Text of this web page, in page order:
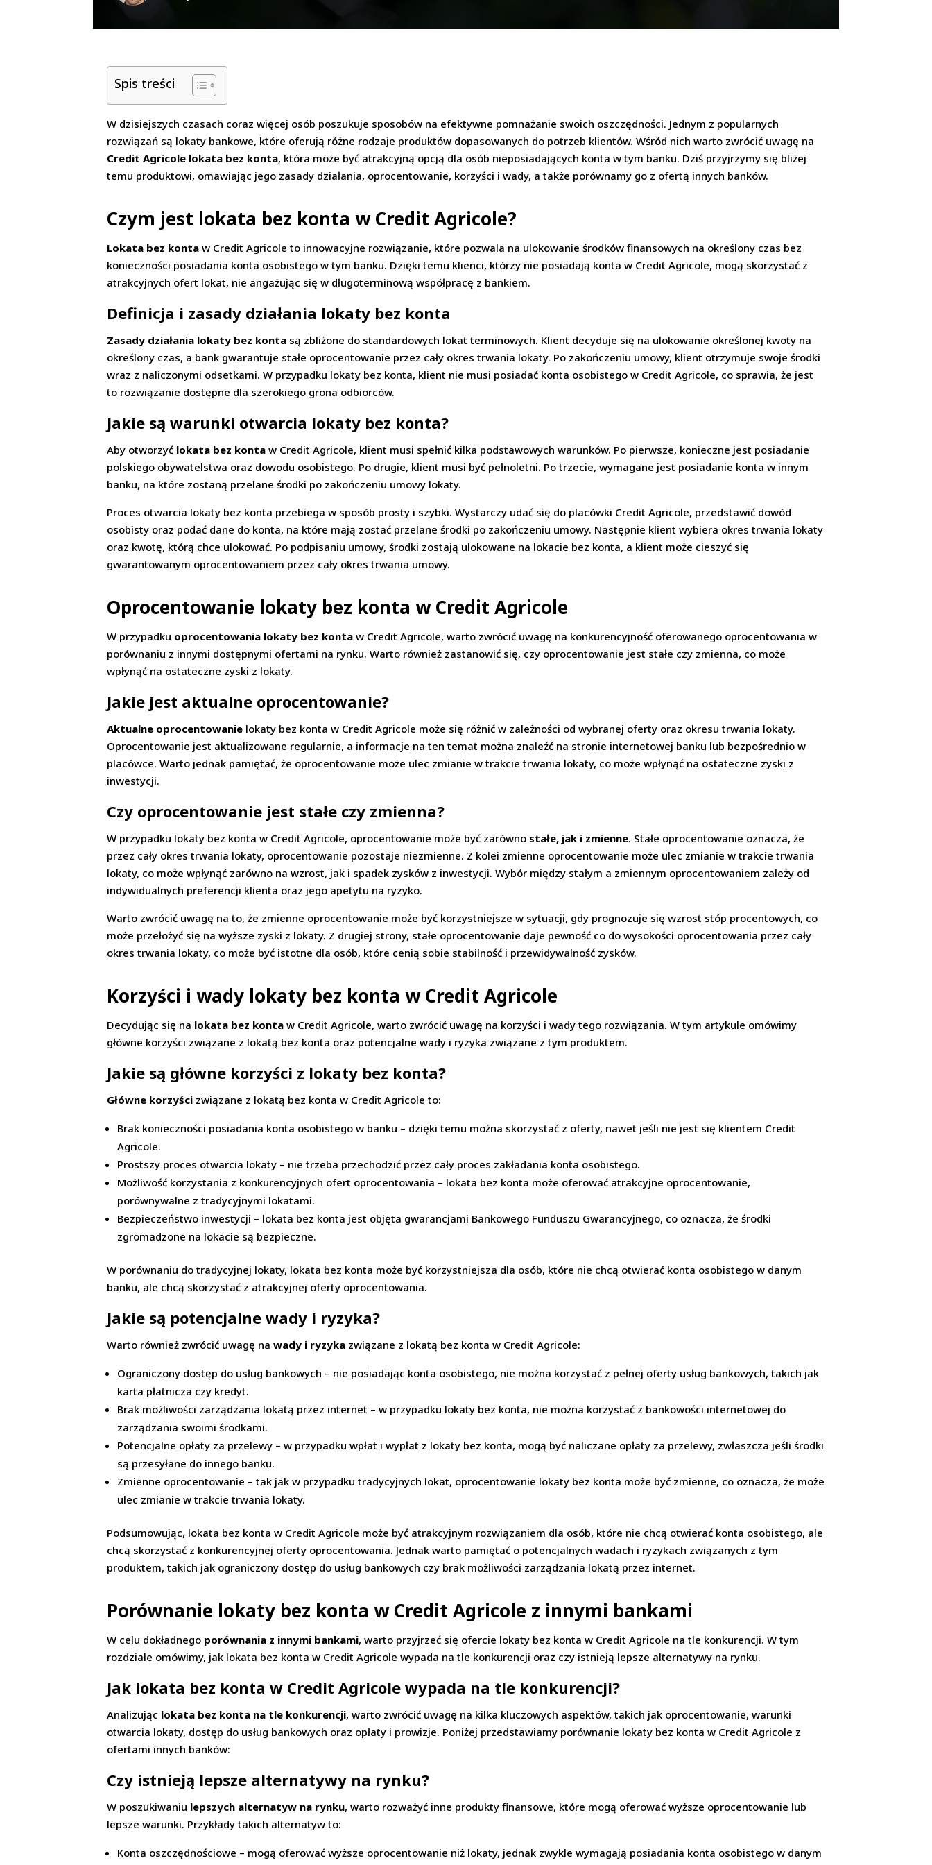
Spis treści
W dzisiejszych czasach coraz więcej osób poszukuje sposobów na efektywne pomnażanie swoich oszczędności. Jednym z popularnych
rozwiązań są lokaty bankowe, które oferują różne rodzaje produktów dopasowanych do potrzeb klientów. Wśród nich warto zwrócić uwagę na
Credit Agricole lokata bez konta, która może być atrakcyjną opcją dla osób nieposiadających konta w tym banku. Dziś przyjrzymy się bliżej
temu produktowi, omawiając jego zasady działania, oprocentowanie, korzyści i wady, a także porównamy go z ofertą innych banków.
Czym jest lokata bez konta w Credit Agricole?
Lokata bez konta w Credit Agricole to innowacyjne rozwiązanie, które pozwala na ulokowanie środków finansowych na określony czas bez
konieczności posiadania konta osobistego w tym banku. Dzięki temu klienci, którzy nie posiadają konta w Credit Agricole, mogą skorzystać z
atrakcyjnych ofert lokat, nie angażując się w długoterminową współpracę z bankiem.
Definicja i zasady działania lokaty bez konta
Zasady działania lokaty bez konta są zbliżone do standardowych lokat terminowych. Klient decyduje się na ulokowanie określonej kwoty na
określony czas, a bank gwarantuje stałe oprocentowanie przez cały okres trwania lokaty. Po zakończeniu umowy, klient otrzymuje swoje środki
wraz z naliczonymi odsetkami. W przypadku lokaty bez konta, klient nie musi posiadać konta osobistego w Credit Agricole, co sprawia, że jest
to rozwiązanie dostępne dla szerokiego grona odbiorców.
Jakie są warunki otwarcia lokaty bez konta?
Aby otworzyć lokata bez konta w Credit Agricole, klient musi spełnić kilka podstawowych warunków. Po pierwsze, konieczne jest posiadanie
polskiego obywatelstwa oraz dowodu osobistego. Po drugie, klient musi być pełnoletni. Po trzecie, wymagane jest posiadanie konta w innym
banku, na które zostaną przelane środki po zakończeniu umowy lokaty.
Proces otwarcia lokaty bez konta przebiega w sposób prosty i szybki. Wystarczy udać się do placówki Credit Agricole, przedstawić dowód
osobisty oraz podać dane do konta, na które mają zostać przelane środki po zakończeniu umowy. Następnie klient wybiera okres trwania lokaty
oraz kwotę, którą chce ulokować. Po podpisaniu umowy, środki zostają ulokowane na lokacie bez konta, a klient może cieszyć się
gwarantowanym oprocentowaniem przez cały okres trwania umowy.
Oprocentowanie lokaty bez konta w Credit Agricole
W przypadku oprocentowania lokaty bez konta w Credit Agricole, warto zwrócić uwagę na konkurencyjność oferowanego oprocentowania w
porównaniu z innymi dostępnymi ofertami na rynku. Warto również zastanowić się, czy oprocentowanie jest stałe czy zmienna, co może
wpłynąć na ostateczne zyski z lokaty.
Jakie jest aktualne oprocentowanie?
Aktualne oprocentowanie lokaty bez konta w Credit Agricole może się różnić w zależności od wybranej oferty oraz okresu trwania lokaty.
Oprocentowanie jest aktualizowane regularnie, a informacje na ten temat można znaleźć na stronie internetowej banku lub bezpośrednio w
placówce. Warto jednak pamiętać, że oprocentowanie może ulec zmianie w trakcie trwania lokaty, co może wpłynąć na ostateczne zyski z
inwestycji.
Czy oprocentowanie jest stałe czy zmienna?
W przypadku lokaty bez konta w Credit Agricole, oprocentowanie może być zarówno stałe, jak i zmienne. Stałe oprocentowanie oznacza, że
przez cały okres trwania lokaty, oprocentowanie pozostaje niezmienne. Z kolei zmienne oprocentowanie może ulec zmianie w trakcie trwania
lokaty, co może wpłynąć zarówno na wzrost, jak i spadek zysków z inwestycji. Wybór między stałym a zmiennym oprocentowaniem zależy od
indywidualnych preferencji klienta oraz jego apetytu na ryzyko.
Warto zwrócić uwagę na to, że zmienne oprocentowanie może być korzystniejsze w sytuacji, gdy prognozuje się wzrost stóp procentowych, co
może przełożyć się na wyższe zyski z lokaty. Z drugiej strony, stałe oprocentowanie daje pewność co do wysokości oprocentowania przez cały
okres trwania lokaty, co może być istotne dla osób, które cenią sobie stabilność i przewidywalność zysków.
Korzyści i wady lokaty bez konta w Credit Agricole
Decydując się na lokata bez konta w Credit Agricole, warto zwrócić uwagę na korzyści i wady tego rozwiązania. W tym artykule omówimy
główne korzyści związane z lokatą bez konta oraz potencjalne wady i ryzyka związane z tym produktem.
Jakie są główne korzyści z lokaty bez konta?
Główne korzyści związane z lokatą bez konta w Credit Agricole to:
Brak konieczności posiadania konta osobistego w banku – dzięki temu można skorzystać z oferty, nawet jeśli nie jest się klientem Credit
Agricole.
Prostszy proces otwarcia lokaty – nie trzeba przechodzić przez cały proces zakładania konta osobistego.
Możliwość korzystania z konkurencyjnych ofert oprocentowania – lokata bez konta może oferować atrakcyjne oprocentowanie,
porównywalne z tradycyjnymi lokatami.
Bezpieczeństwo inwestycji – lokata bez konta jest objęta gwarancjami Bankowego Funduszu Gwarancyjnego, co oznacza, że środki
zgromadzone na lokacie są bezpieczne.
W porównaniu do tradycyjnej lokaty, lokata bez konta może być korzystniejsza dla osób, które nie chcą otwierać konta osobistego w danym
banku, ale chcą skorzystać z atrakcyjnej oferty oprocentowania.
Jakie są potencjalne wady i ryzyka?
Warto również zwrócić uwagę nawady i ryzyka związane z lokatą bez konta w Credit Agricole:
Ograniczony dostęp do usług bankowych – nie posiadając konta osobistego, nie można korzystać z pełnej oferty usług bankowych, takich jak
karta płatnicza czy kredyt.
Brak możliwości zarządzania lokatą przez internet – w przypadku lokaty bez konta, nie można korzystać z bankowości internetowej do
zarządzania swoimi środkami.
Potencjalne opłaty za przelewy – w przypadku wpłat i wypłat z lokaty bez konta, mogą być naliczane opłaty za przelewy, zwłaszcza jeśli środki
są przesyłane do innego banku.
Zmienne oprocentowanie – tak jak w przypadku tradycyjnych lokat, oprocentowanie lokaty bez konta może być zmienne, co oznacza, że może
ulec zmianie w trakcie trwania lokaty.
Podsumowując, lokata bez konta w Credit Agricole może być atrakcyjnym rozwiązaniem dla osób, które nie chcą otwierać konta osobistego, ale
chcą skorzystać z konkurencyjnej oferty oprocentowania. Jednak warto pamiętać o potencjalnych wadach i ryzykach związanych z tym
produktem, takich jak ograniczony dostęp do usług bankowych czy brak możliwości zarządzania lokatą przez internet.
Porównanie lokaty bez konta w Credit Agricole z innymi bankami
W celu dokładnego porównania z innymi bankami, warto przyjrzeć się ofercie lokaty bez konta w Credit Agricole na tle konkurencji. W tym
rozdziale omówimy, jak lokata bez konta w Credit Agricole wypada na tle konkurencji oraz czy istnieją lepsze alternatywy na rynku.
Jak lokata bez konta w Credit Agricole wypada na tle konkurencji?
Analizując lokata bez konta na tle konkurencji, warto zwrócić uwagę na kilka kluczowych aspektów, takich jak oprocentowanie, warunki
otwarcia lokaty, dostęp do usług bankowych oraz opłaty i prowizje. Poniżej przedstawiamy porównanie lokaty bez konta w Credit Agricole z
ofertami innych banków:
Czy istnieją lepsze alternatywy na rynku?
W poszukiwaniu lepszych alternatyw na rynku, warto rozważyć inne produkty finansowe, które mogą oferować wyższe oprocentowanie lub
lepsze warunki. Przykłady takich alternatyw to:
Konta oszczędnościowe – mogą oferować wyższe oprocentowanie niż lokaty, jednak zwykle wymagają posiadania konta osobistego w danym